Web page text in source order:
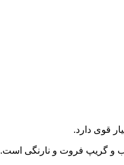
قوی دارد.
و گریپ فروت و نارنگی است.